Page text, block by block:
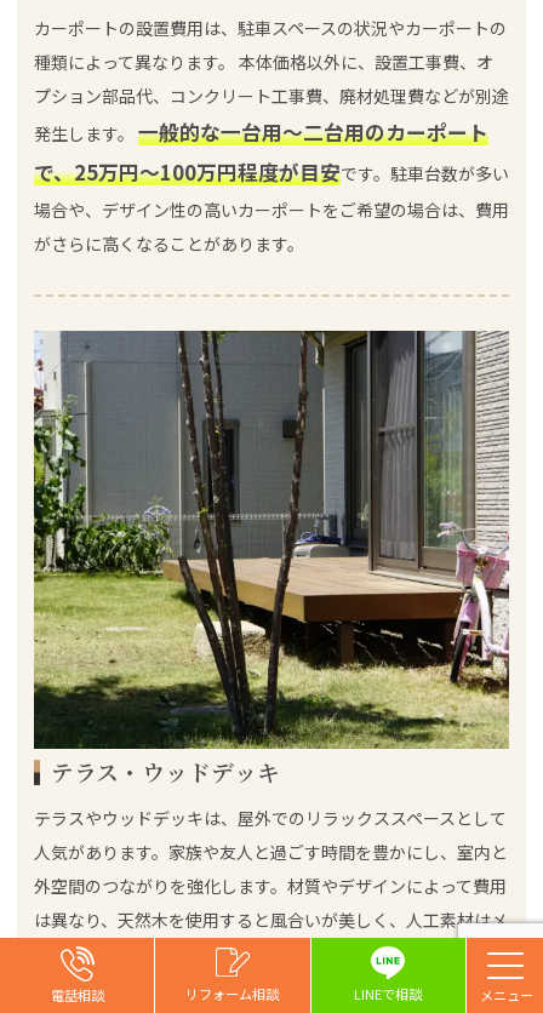
カーポートの設置費用は、駐車スペースの状況やカーポートの
種類によって異なります。 本体価格以外に、設置工事費、オ
プション部品代、コンクリート工事費、廃材処理費などが別途
発生します。 一般的な一台用～二台用のカーポート
で、25万円～100万円程度が目安です。駐車台数が多い
場合や、デザイン性の高いカーポートをご希望の場合は、費用
がさらに高くなることがあります。
テラス・ウッドデッキ
テラスやウッドデッキは、屋外でのリラックススペースとして
人気があります。家族や友人と過ごす時間を豊かにし、室内と
外空間のつながりを強化します。材質やデザインによって費用
は異なり、天然木を使用すると風合いが美しく、人工素材はメ
ンテナンスが容易です。設置場所や広さにより費用は変動し、
特に地形による工事の難易度が影響することも。一般的な
電話相談 リフォーム相談 お問い合わせ
電話相談 リフォーム相談 お問い合わせ
電話相談 リフォーム相談 お問い合わせ
電話相談 リフォーム相談 LINEで相談